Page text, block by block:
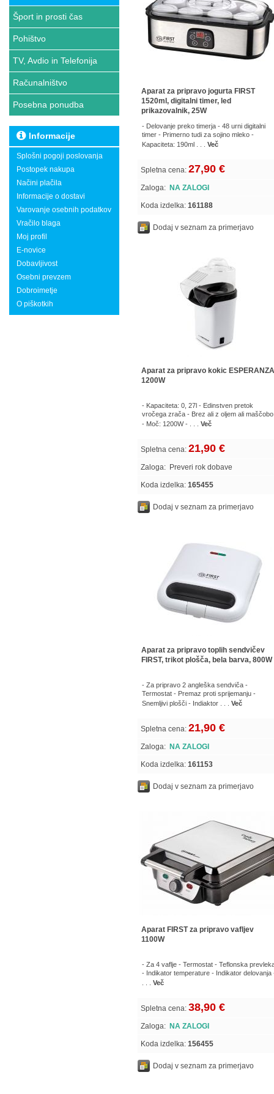
Šport in prosti čas
Pohištvo
TV, Avdio in Telefonija
Računalništvo
Posebna ponudba
Informacije
Splošni pogoji poslovanja
Postopek nakupa
Načini plačila
Informacije o dostavi
Varovanje osebnih podatkov
Vračilo blaga
Moj profil
E-novice
Dobavljivost
Osebni prevzem
Dobroimetje
O piškotkih
Aparat za pripravo jogurta FIRST
1520ml, digitalni timer, led
prikazovalnik, 25W
- Delovanje preko timerja - 48 urni digitalni
timer - Primerno tudi za sojino mleko -
Kapaciteta: 190ml . . . Več
Spletna cena: 27,90 €
Zaloga: NA ZALOGI
Koda izdelka: 161188
Dodaj v seznam za primerjavo
Aparat za pripravo kokic
1200W
- Kapaciteta: 0, 27l - Edinstven pretok
vročega zrača - Brez ali z oljem ali maščobo
- Moč: 1200W - . . . Več
Spletna cena: 21,90 €
Zaloga: Preveri rok dobave
Koda izdelka: 165455
Dodaj v seznam za primerjavo
Aparat za pripravo toplih sendvičev
FIRST, trikot plošča, bela barva, 800W
- Za pripravo 2 angleška sendviča -
Termostat - Premaz proti sprijemanju -
Snemljivi plošči - Indiaktor . . . Več
Spletna cena: 21,90 €
Zaloga: NA ZALOGI
Koda izdelka: 161153
Dodaj v seznam za primerjavo
Aparat FIRST za pripravo vafljev
1100W
- Za 4 vaflje - Termostat - Teflonska
- Indikator temperature - Indikator delovanja
Več
Spletna cena: 38,90 €
Zaloga: NA ZALOGI
Koda izdelka: 156455
Dodaj v seznam za primerjavo